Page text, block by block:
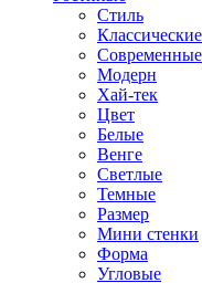
Стиль
Классические
Современные
Модерн
Хай-тек
Цвет
Белые
Венге
Светлые
Темные
Размер
Мини стенки
Форма
Угловые